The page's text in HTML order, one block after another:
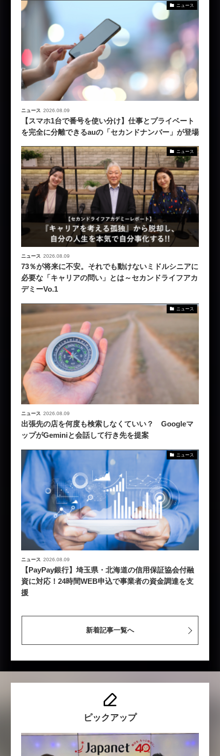
ニュース
ニュース 2026.08.09
【スマホ1台で番号を使い分け】仕事とプライベート
を完全に分離できるauの「セカンドナンバー」が登場
ニュース
ニュース 2026.08.09
73％が将来に不安。それでも動けないミドルシニアに
必要な「キャリアの問い」とは～セカンドライフアカ
デミーVo.1
ニュース
ニュース 2026.08.09
出張先の店を何度も検索しなくていい？ Googleマ
ップがGeminiと会話して行き先を提案
ニュース
ニュース 2026.08.09
【PayPay銀行】埼玉県・北海道の信用保証協会付融
資に対応！24時間WEB申込で事業者の資金調達を支
援
新着記事一覧へ
ピックアップ